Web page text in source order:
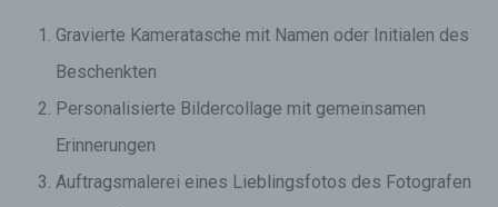
Gravierte Kameratasche mit Namen oder Initialen des
Beschenkten
Personalisierte Bildercollage mit gemeinsamen
Erinnerungen
Auftragsmalerei eines Lieblingsfotos des Fotografen